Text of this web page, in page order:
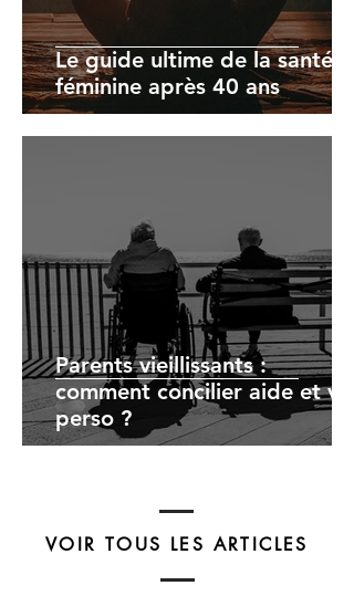
Le guide ultime de la santé
féminine après 40 ans
Parents vieillissants :
comment concilier aide et vie
perso ?
VOIR TOUS LES ARTICLES